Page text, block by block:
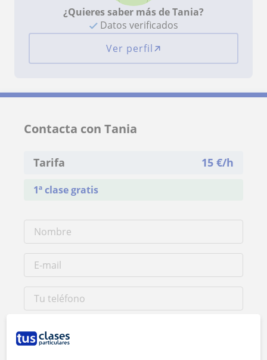
¿Quieres saber más de Tania?
Datos verificados
Ver perfil
Contacta con Tania
Tarifa 15 €/h
1ª clase gratis